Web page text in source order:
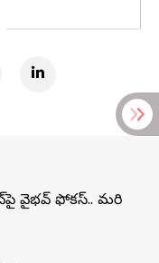
వైభవ్ ఫోకస్.. మరి